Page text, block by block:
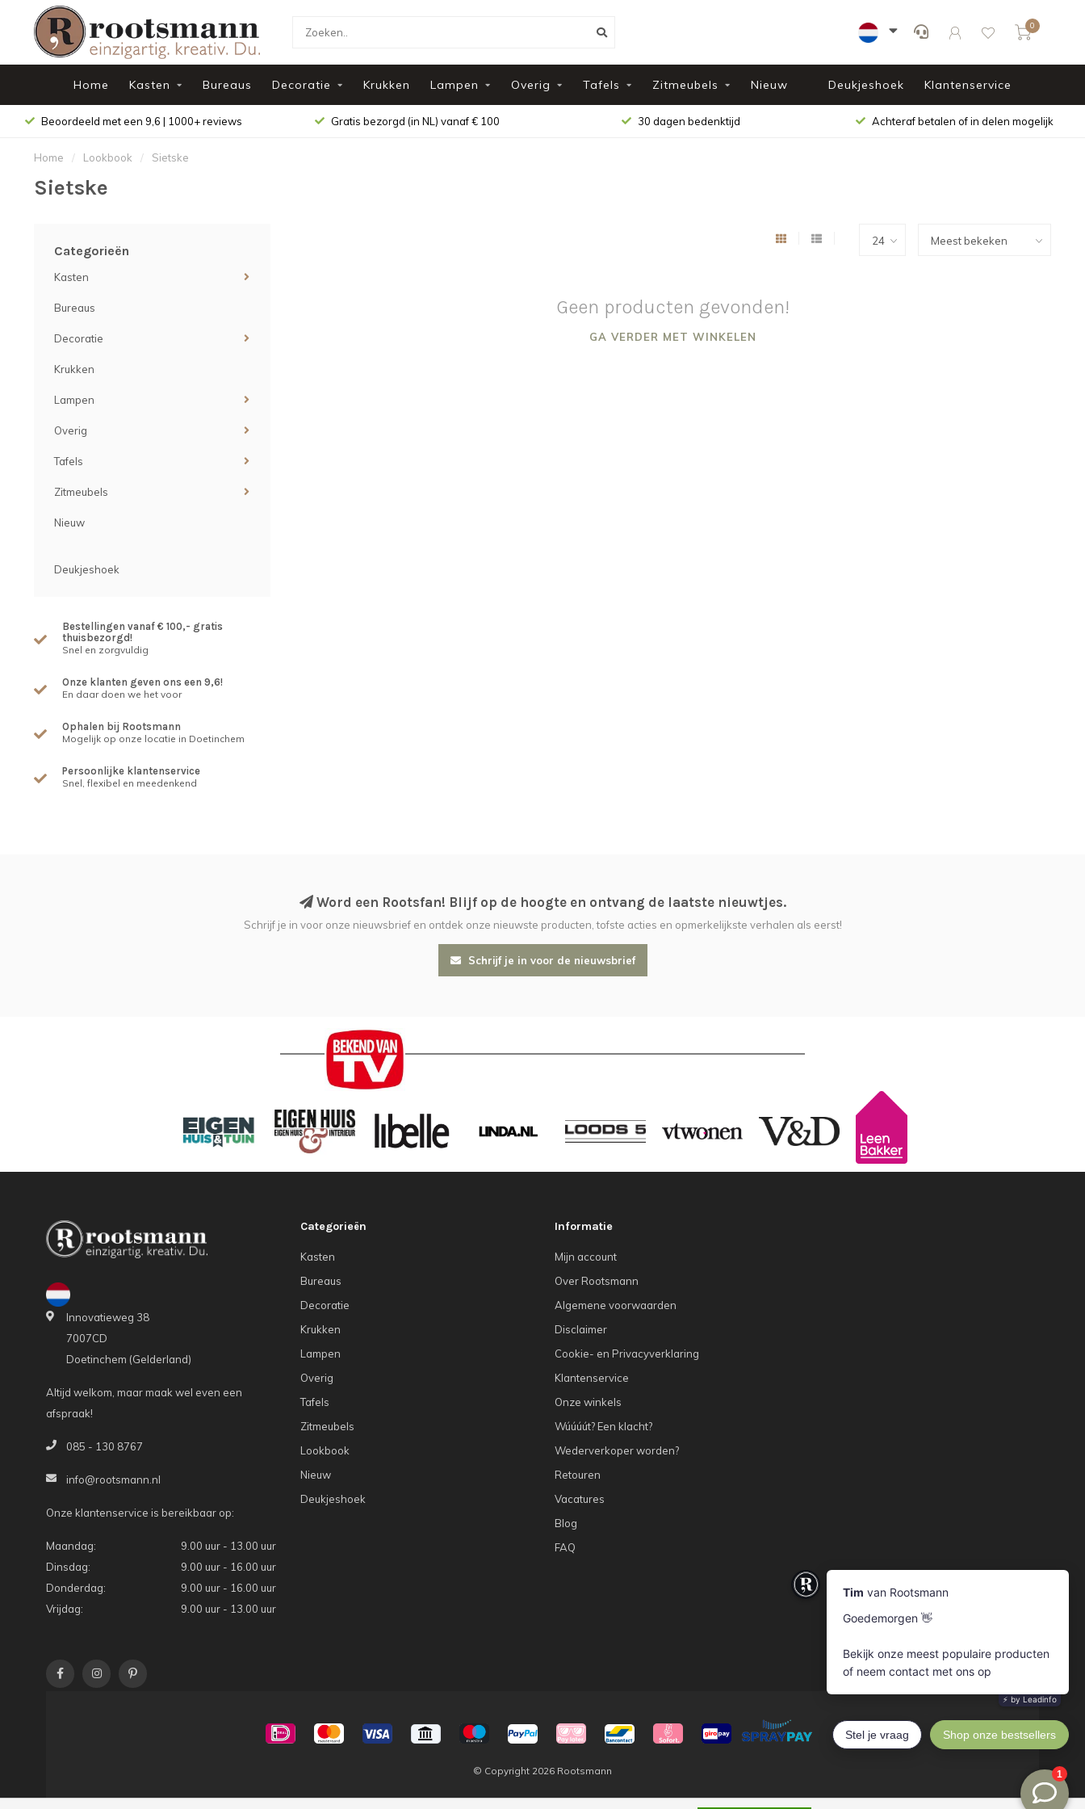
0
Home Kasten Bureaus Decoratie Krukken Lampen Overig Tafels Zitmeubels Nieuw Deukjeshoek Klantenservice
Beoordeeld met een 9,6 | 1000+ reviews Gratis bezorgd (in NL) vanaf € 100 30 dagen bedenktijd Achteraf betalen of in delen mogelijk
Home / Lookbook / Sietske
Sietske
Categorieën
Kasten
Bureaus
Decoratie
Krukken
Lampen
Overig
Tafels
Zitmeubels
Nieuw
Deukjeshoek
Bestellingen vanaf € 100,- gratis
thuisbezorgd!
Snel en zorgvuldig
Onze klanten geven ons een 9,6!
En daar doen we het voor
Ophalen bij Rootsmann
Mogelijk op onze locatie in Doetinchem
Persoonlijke klantenservice
Snel, flexibel en meedenkend
Geen producten gevonden!
GA VERDER MET WINKELEN
Word een Rootsfan! Blijf op de hoogte en ontvang de laatste nieuwtjes.
Schrijf je in voor onze nieuwsbrief en ontdek onze nieuwste producten, tofste acties en opmerkelijkste verhalen als eerst!
Schrijf je in voor de nieuwsbrief
Innovatieweg 38
7007CD
Doetinchem (Gelderland)
Altijd welkom, maar maak wel even een
afspraak!
085 - 130 8767
info@rootsmann.nl
Onze klantenservice is bereikbaar op:
Maandag:
9.00 uur - 13.00 uur
Dinsdag:
9.00 uur - 16.00 uur
Donderdag:
9.00 uur - 16.00 uur
Vrijdag:
9.00 uur - 13.00 uur
Categorieën
Kasten
Bureaus
Decoratie
Krukken
Lampen
Overig
Tafels
Zitmeubels
Lookbook
Nieuw
Deukjeshoek
Informatie
Mijn account
Over Rootsmann
Algemene voorwaarden
Disclaimer
Cookie- en Privacyverklaring
Klantenservice
Onze winkels
Wúúúút? Een klacht?
Wederverkoper worden?
Retouren
Vacatures
Blog
FAQ
© Copyright 2026 Rootsmann